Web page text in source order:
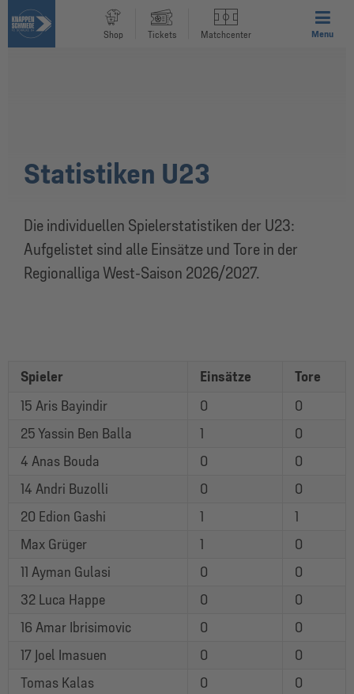
Shop Tickets Matchcenter Menu
Statistiken U23
Die individuellen Spielerstatistiken der U23:
Aufgelistet sind alle Einsätze und Tore in der
Regionalliga West-Saison 2026/2027.
Spieler Einsätze
Tore
15 Aris Bayindir
0
0
25 Yassin Ben Balla
1
0
4 Anas Bouda
0
0
14 Andri Buzolli
0
0
20 Edion Gashi
1
1
Max Grüger
1
0
11 Ayman Gulasi
0
0
32 Luca Happe
0
0
16 Amar Ibrisimovic
0
0
17 Joel Imasuen
0
0
Tomas Kalas
0
0